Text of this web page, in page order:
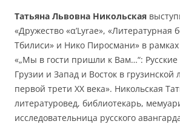
Татьяна Львовна Никольская
«Дружество «α’Lyrae», «Литературная
Тбилиси» и Нико Пиросмани» в рамках
«„Мы в гости пришли к Вам…“: Русские
Грузии и Запад и Восток в грузинской
первой трети XX века». Никольская
литературовед, библиотекарь,
исследовательница русского